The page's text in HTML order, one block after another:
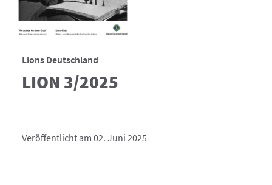
Lions Deutschland
LION 3/2025
Veröffentlicht am 02. Juni 2025